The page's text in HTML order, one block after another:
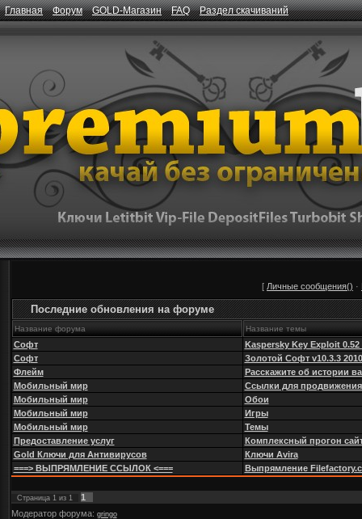
Главная Форум GOLD-Магазин FAQ Раздел скачиваний
[ Личные сообщения() ·
Последние обновления на форуме
Название форума Название темы
Софт
Kaspersky Key Exploit 0.52
Софт
Золотой Софт v10.3.3 2010
Флейм
Расскажите об истории
Мобильный мир
Ссылки для продвижения
Мобильный мир
Обои
Мобильный мир
Игры
Мобильный мир
Темы
Предоставление услуг
Комплексный прогон
Gold Ключи для Антивирусов
Ключи Avira
===> ВЫПРЯМЛЕНИЕ ССЫЛОК <===
Выпрямление
Страница 1из 1
1
Модератор форума: gringo